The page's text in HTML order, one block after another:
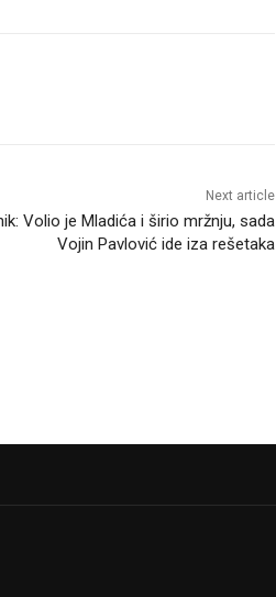
Next article
Volio je Mladića i širio mržnju, sada
Vojin Pavlović ide iza rešetaka